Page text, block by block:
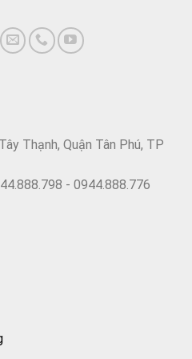
vẫn dễ lắp đặt và
dễ dàng bằng tay quay
bảo vệ tư thế bé
đầy đủ tiện ích
Thạnh, Quận Tân Phú, TP
- 0944.888.776